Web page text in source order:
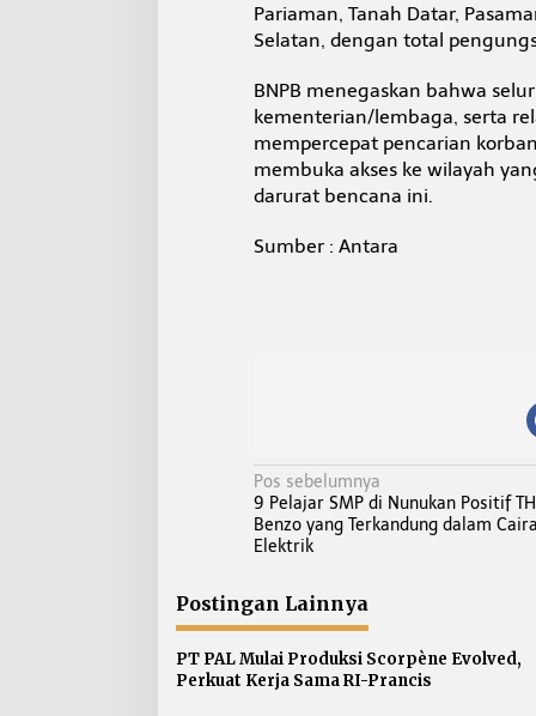
Pariaman, Tanah Datar,
Selatan, dengan total
BNPB menegaskan bahwa
kementerian/lembaga, serta
mempercepat pencarian
membuka akses ke wilayah
darurat bencana ini.
Sumber : Antara
N
a
v
g
a
s
i
Pos sebelumnya
9 Pelajar SMP di Nunukan Positif
Benzo yang Terkandung dalam
Elektrik
Postingan Lainnya
PT PAL Mulai Produksi Scorpène Evolved,
Perkuat Kerja Sama RI-Prancis